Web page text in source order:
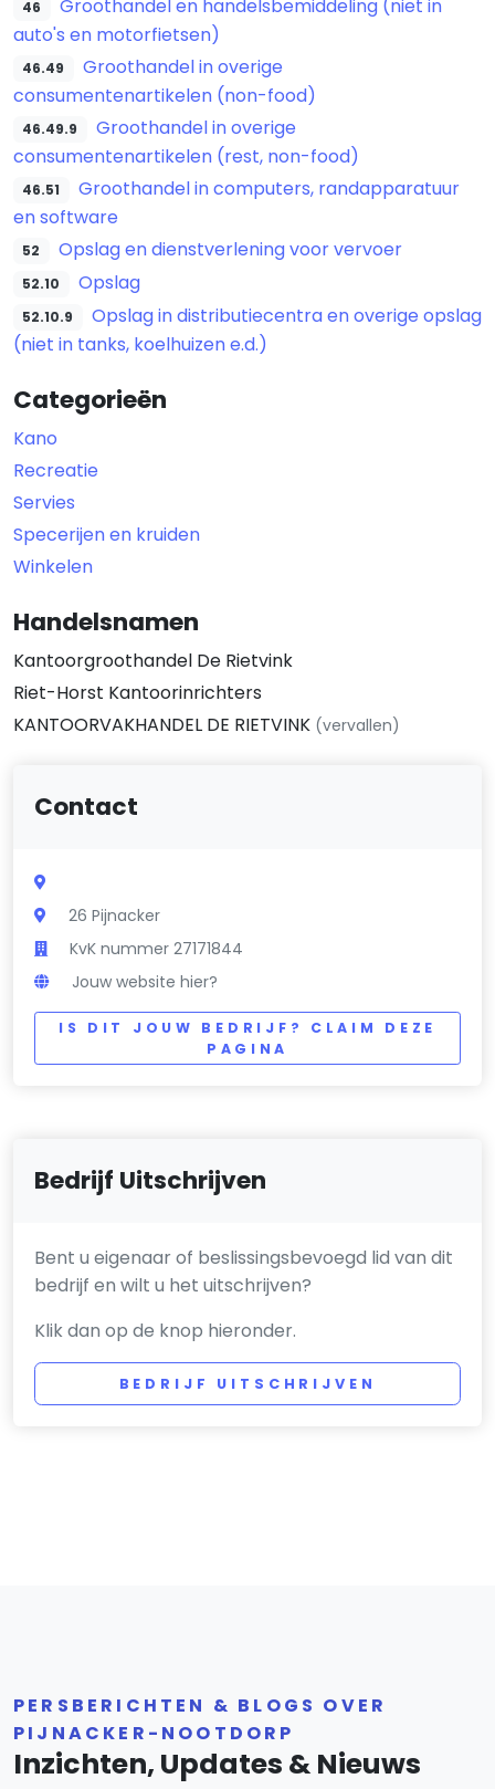
46
Groothandel en handelsbemiddeling (niet in
auto's en motorfietsen)
46.49
Groothandel in overige
consumentenartikelen (non-food)
46.49.9
Groothandel in overige
consumentenartikelen (rest, non-food)
46.51
Groothandel in computers, randapparatuur
en software
52 Opslag en dienstverlening voor vervoer
52.10 Opslag
52.10.9
Opslag in distributiecentra en overige opslag
(niet in tanks, koelhuizen e.d.)
Categorieën
Kano
Recreatie
Servies
Specerijen en kruiden
Winkelen
Handelsnamen
Kantoorgroothandel De Rietvink
Riet-Horst Kantoorinrichters
KANTOORVAKHANDEL DE RIETVINK (vervallen)
Contact
26 Pijnacker
KvK nummer 27171844
Jouw website hier?
IS DIT JOUW BEDRIJF? CLAIM DEZE
PAGINA
Bedrijf Uitschrijven
Bent u eigenaar of beslissingsbevoegd lid van dit
bedrijf en wilt u het uitschrijven?
Klik dan op de knop hieronder.
BEDRIJF UITSCHRIJVEN
PERSBERICHTEN & BLOGS OVER
PIJNACKER-NOOTDORP
Inzichten, Updates & Nieuws